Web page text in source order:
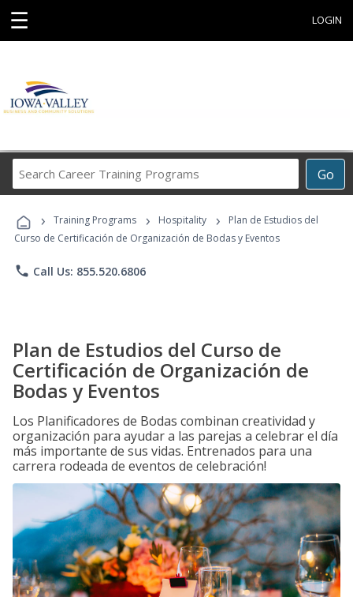
☰ LOGIN
Go
Career
Programs
› Training Programs › Hospitality ›
Plan de Estudios del
Curso de Certificación de Organización de Bodas y Eventos
phone Call Us: 855.520.6806
Plan de Estudios del Curso de
Certificación de Organización de
Bodas y Eventos
Los Planificadores de Bodas combinan creatividad y
organización para ayudar a las parejas a celebrar el día
más importante de sus vidas. Entrenados para una
carrera rodeada de eventos de celebración!